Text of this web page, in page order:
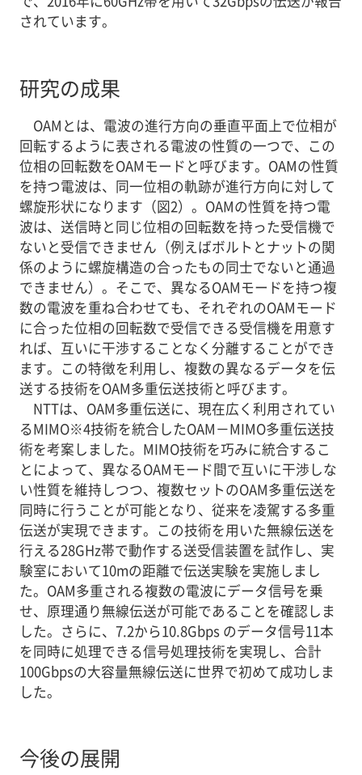
されています。
研究の成果
OAMとは、電波の進行方向の垂直平面上で位相が
回転するように表される電波の性質の一つで、この
位相の回転数をOAMモードと呼びます。OAMの性質
を持つ電波は、同一位相の軌跡が進行方向に対して
螺旋形状になります（図2）。OAMの性質を持つ電
波は、送信時と同じ位相の回転数を持った受信機で
ないと受信できません（例えばボルトとナットの関
係のように螺旋構造の合ったもの同士でないと通過
できません）。そこで、異なるOAMモードを持つ複
数の電波を重ね合わせても、それぞれのOAMモード
に合った位相の回転数で受信できる受信機を用意す
れば、互いに干渉することなく分離することができ
ます。この特徴を利用し、複数の異なるデータを伝
送する技術をOAM多重伝送技術と呼びます。
NTTは、OAM多重伝送に、現在広く利用されてい
るMIMO※4技術を統合したOAM－MIMO多重伝送技
術を考案しました。MIMO技術を巧みに統合するこ
とによって、異なるOAMモード間で互いに干渉しな
い性質を維持しつつ、複数セットのOAM多重伝送を
同時に行うことが可能となり、従来を凌駕する多重
伝送が実現できます。この技術を用いた無線伝送を
行える28GHz帯で動作する送受信装置を試作し、実
験室において10mの距離で伝送実験を実施しまし
た。OAM多重される複数の電波にデータ信号を乗
せ、原理通り無線伝送が可能であることを確認しま
した。さらに、7.2から10.8Gbps のデータ信号11本
を同時に処理できる信号処理技術を実現し、合計
100Gbpsの大容量無線伝送に世界で初めて成功しま
した。
今後の展開